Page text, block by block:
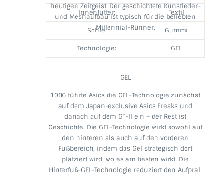
heutigen Zeitgeist. Der geschichtete Kunstleder-
und Meshaufbau ist typisch für die beliebten
Millennial-Runner.
Innenfutter: Textil
Sohle: Gummi
Technologie: GEL
GEL
1986 führte Asics die GEL-Technologie zunächst
auf dem Japan-exclusive Asics Freaks und
danach auf dem GT-II ein – der Rest ist
Geschichte. Die GEL-Technologie wirkt sowohl auf
den hinteren als auch auf den vorderen
Fußbereich, indem das Gel strategisch dort
platziert wird, wo es am besten wirkt. Die
Hinterfuß-GEL-Technologie reduziert den Aufprall